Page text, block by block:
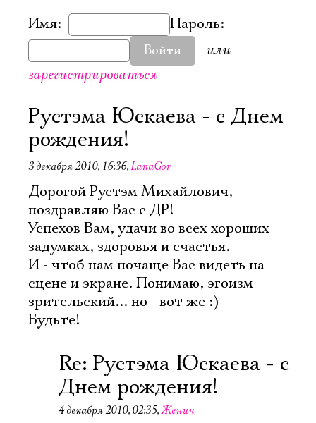
Имя:
Пароль:
Войти
или
зарегистрироваться
Рустэма Юскаева - с Днем
рождения!
3 декабря 2010, 16:36,LanaGor
Дорогой Рустэм Михайлович,
поздравляю Вас с ДР!
Успехов Вам, удачи во всех хороших
задумках, здоровья и счастья.
И - чтоб нам почаще Вас видеть на
сцене и экране. Понимаю, эгоизм
зрительский... но - вот же :)
Будьте!
Re: Рустэма Юскаева - с
Днем рождения!
4 декабря 2010, 02:35,Женич